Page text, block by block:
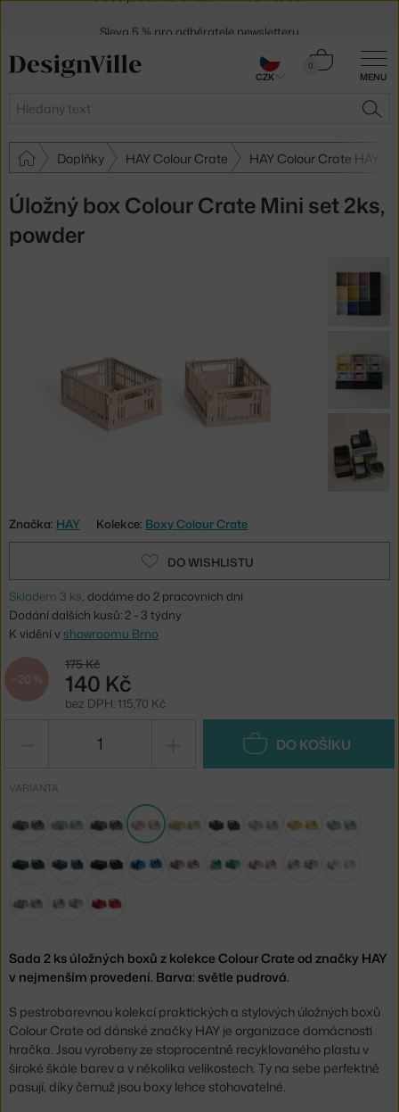
MENU
Hledat
0
Košík
Doplňky HAY Colour Crate HAY Colour Crate HAY
Úložný box Colour Crate Mini set 2ks,
powder
Značka: HAY Kolekce: Boxy Colour Crate
DO WISHLISTU
Skladem 3 ks, dodáme do 2 pracovních dní
Dodání dalších kusů: 2 - 3 týdny
K vidění v showroomu Brno
−20 %
175 Kč
140 Kč
bez DPH: 115,70 Kč
DO KOŠÍKU
VARIANTA
Sada 2 ks úložných boxů z kolekce Colour Crate od značky HAY
v nejmenším provedení. Barva: světle pudrová.
S pestrobarevnou kolekcí praktických a stylových úložných boxů
Colour Crate od dánské značky HAY je organizace domácnosti
hračka. Jsou vyrobeny ze stoprocentně recyklovaného plastu v
široké škále barev a v několika velikostech. Ty na sebe perfektně
pasují, díky čemuž jsou boxy lehce stohovatelné.
30 dní na vrácení zboží
CZK